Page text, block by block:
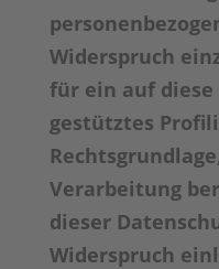
Widerspruch
für ein auf
gestütztes
Verarbeitung
dieser
Widerspruch